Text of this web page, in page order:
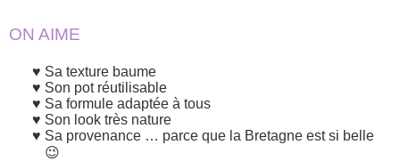
ON AIME
Sa texture baume
Son pot réutilisable
Sa formule adaptée à tous
Son look très nature
Sa provenance … parce que la Bretagne est si belle
😉